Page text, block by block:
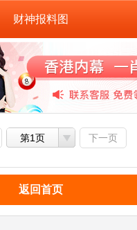
财神报料图
第1页 下一页
返回首页